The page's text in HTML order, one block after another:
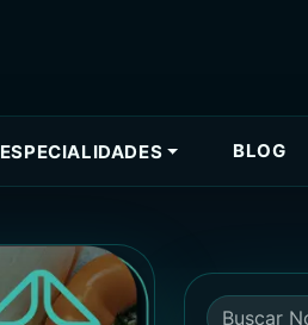
ESPECIALIDADES BLOG